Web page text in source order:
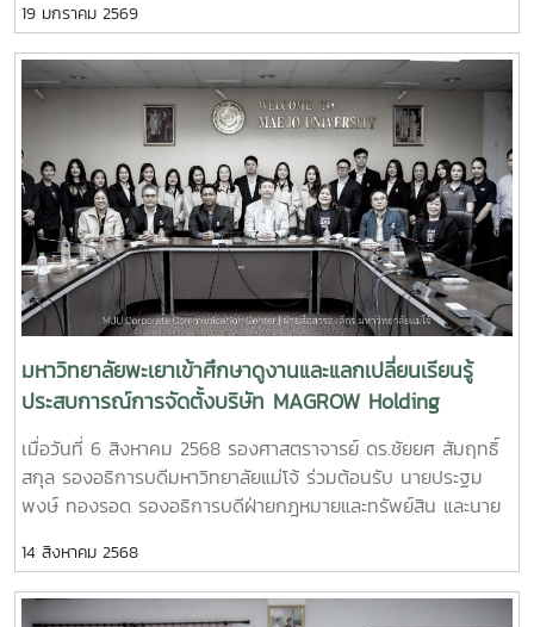
กองบริหารงานทรัพย์สินและกิจการพิเศษ อาคารอิงคศรีกสิการ
ชั้น 1 อ่านรายละเอียดเพิ่มเติมคลิก :
https://drive.google.com/drive/folders/
usp=sharing สนใจพื้นที่จำหน่ายสินค้า และบริการภายใน
มหาวิทยาลัยแม่โจ้ สามารถติดต่อได้ที่กองบริหารงานทรัพย์สินฯ
อาคารอิงคศรีกสิการ ชั้น 1 ติดต่อสอบถามได้ที่เบอร์ 053 875
690-2 , 0 5387 5695 Line : @assetmju (มี @) #MJU
#MaejoUniversity #แม่โจ้ #มหาวิทยาลัยแม่โจ้ #กองบริหาร
งานทรัพย์สินและกิจการพิเศษ_มหาวิทยาลัยแม่โจ้ #assetmju
#รับปริญญาแม่โจ้
19 มกราคม 2569
มหาวิทยาลัยพะเยาเข้าศึกษาดูงานและแลกเปลี่ยนเรียนรู้
ประสบการณ์การจัดตั้งบริษัท MAGROW Holding
Company ของมหาวิทยาลัยแม่โจ้ การหารายได้จาก
ทรัพย์สิน และข้อกฎหมายที่เกี่ยวข้อง กับคณะผู้บริหาร
บุคลากรกองทรัพย์สิน และกองกฎหมาย มหาวิทยาลัย
เมื่อวันที่ 6 สิงหาคม 2568 รองศาสตราจารย์ ดร.ชัยยศ สัมฤทธิ์
สกุล รองอธิการบดีมหาวิทยาลัยแม่โจ้ ร่วมต้อนรับ นายประฐม
พงษ์ ทองรอด รองอธิการบดีฝ่ายกฎหมายและทรัพย์สิน และนาย
บุคลากรมหาวิทยาลัยพะเยาเข้าดูงาน กองคลัง กองบริหารงาน
ทรัพย์สินและกิจการพิเศษ ฝ่ายกฎหมาย สำนักงานมหาวิทยาลัยใน
โอกาสนี้ รองศาสตราจารย์ ดร.ชัยยศ สัมฤทธิ์สกุล รองอธิการบดี
14 สิงหาคม 2568